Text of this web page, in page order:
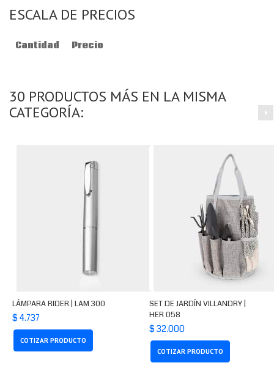
ESCALA DE PRECIOS
Cantidad Precio
30 PRODUCTOS MÁS EN LA MISMA
CATEGORÍA:
LÁMPARA RIDER | LAM 300
$ 4.737
COTIZAR PRODUCTO
SET DE JARDÍN VILLANDRY |
HER 058
$ 32.000
COTIZAR PRODUCTO